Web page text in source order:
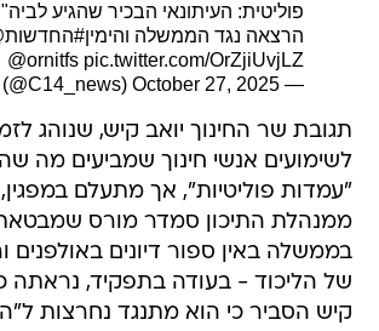
פוליטית: העיתונאי הבכיר שהגיע
הרצאה נגד הממשלה והימין#החדשות
@ornitfs pic.twitter.com/OrZjiUvjLZ
— C14 (@C14_news)
October 27, 2025
תגובת שר החינוך יואב קיש, שנוהג
לשימועים אנשי חינוך שמביעים מה
"עמדות פוליטיות", אך מתעלם
ממנהלת התיכון סמדר מורס
בממשלה באין ספור דיונים באולפנים
של הליכוד - בעודה בתפקיד, נראתה
קיש הסביר כי הוא מתנגד נחרצות